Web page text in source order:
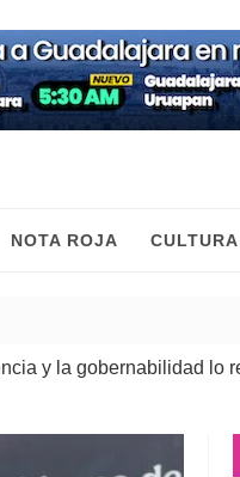
NOTA ROJA CULTURA
lo respaldan |